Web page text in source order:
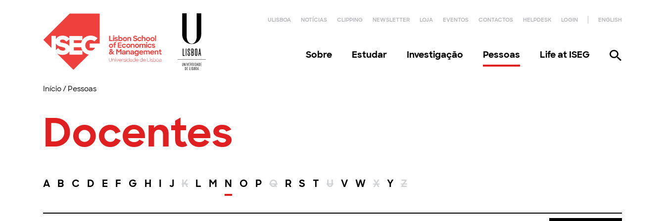
ULISBOA NOTÍCIAS CLIPPING NEWSLETTER LOJA EVENTOS CONTACTOS HELPDESK LOGIN ENGLISH
Sobre Estudar Investigação Pessoas Life at ISEG
Início/ Pessoas
Docentes
A B C D E F G H I J K L M N O P Q R S T U V W X Y Z